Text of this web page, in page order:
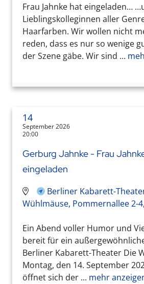
Frau Jahnke hat eingeladen…
Lieblingskolleginnen aller
Haarfarben. Wir wollen nicht
reden, dass es nur so wenige
der Szene gäbe. Wir sind ...
14
September 2026
20:00
Gerburg Jahnke - Frau
eingeladen
Berliner Kabarett-
Wühlmäuse, Pommernallee 2-
Ein Abend voller Humor und
bereit für ein
Berliner Kabarett-Theater Die
Montag, den 14. September
öffnet sich der ... mehr